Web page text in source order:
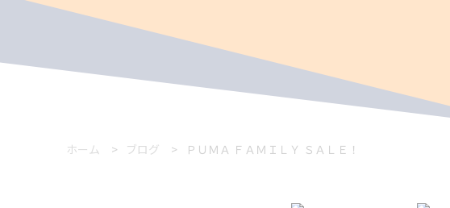
ホーム ブログ ＰＵＭＡ ＦＡＭＩＬＹ ＳＡＬＥ！